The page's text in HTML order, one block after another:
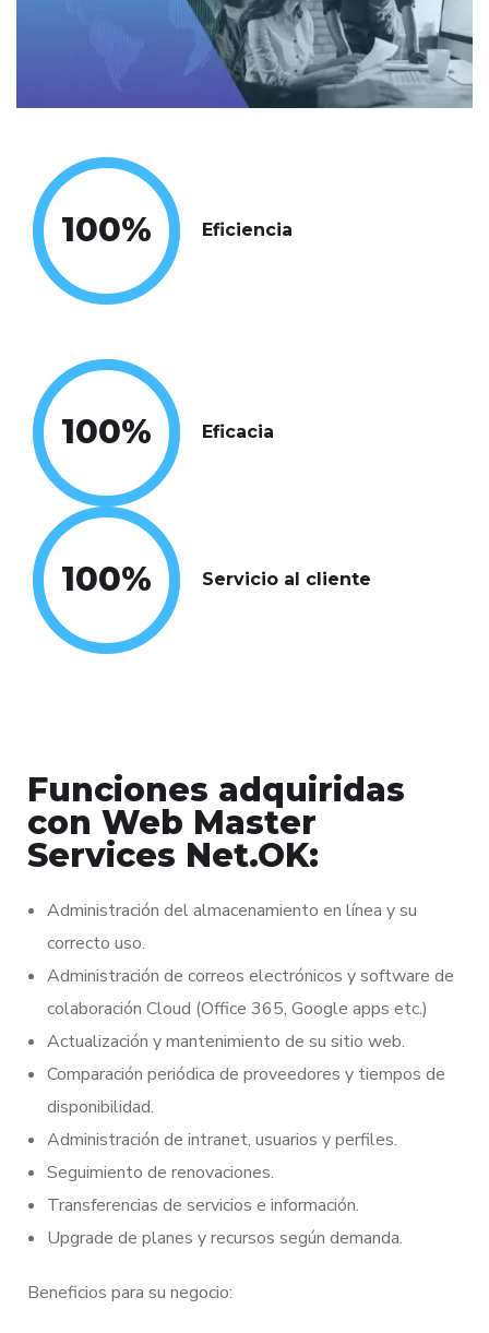
100% Eficiencia
100% Eficacia
100% Servicio al cliente
Funciones adquiridas
con Web Master
Services Net.OK:
Administración del almacenamiento en línea y su
correcto uso.
Administración de correos electrónicos y software de
colaboración Cloud (Office 365, Google apps etc.)
Actualización y mantenimiento de su sitio web.
Comparación periódica de proveedores y tiempos de
disponibilidad.
Administración de intranet, usuarios y perfiles.
Seguimiento de renovaciones.
Transferencias de servicios e información.
Upgrade de planes y recursos según demanda.
Beneficios para su negocio: